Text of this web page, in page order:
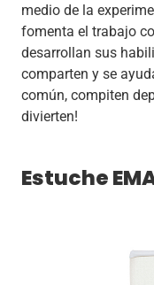
medio de la
fomenta el trabajo
desarrollan sus
comparten y se
común, compiten
divierten!
Estuche